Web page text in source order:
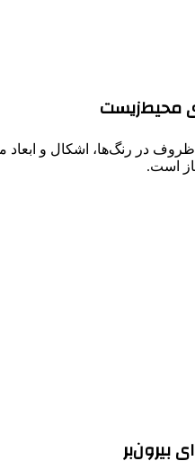
محیط‌زیست
در رنگ‌ها، اشکال و
است.
بیرون‌بر